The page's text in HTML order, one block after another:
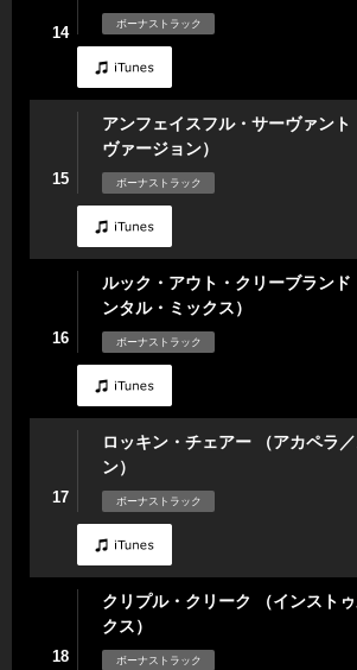
14 ボーナストラック
15
アンフェイスフル・サーヴァント
ヴァージョン）
ボーナストラック
16
ルック・アウト・クリーブランド
ンタル・ミックス）
ボーナストラック
17
ロッキン・チェアー （アカペラ
ン）
ボーナストラック
18
クリプル・クリーク （インスト
クス）
ボーナストラック